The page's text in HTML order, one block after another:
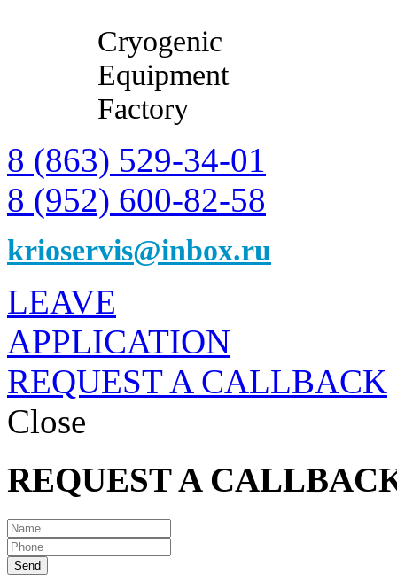
Cryogenic
Equipment
Factory
8 (863) 529-34-01
8 (952) 600-82-58
krioservis@inbox.ru
LEAVE
APPLICATION
REQUEST A CALLBACK
Close
REQUEST A